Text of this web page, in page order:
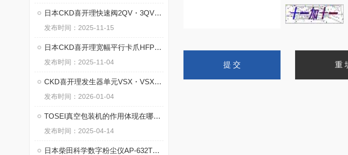
日本CKD喜开理快速阀2QV・3QV系列的优势
发布时间：2025-11-15
日本CKD喜开理宽幅平行卡爪HFP系列的核心
发布时间：2025-11-04
CKD喜开理发生器单元VSX・VSXM系列的工作原理
发布时间：2026-01-04
TOSEI真空包装机的作用体现在哪些方面？
发布时间：2025-04-14
日本柴田科学数字粉尘仪AP-632TL的工作原理